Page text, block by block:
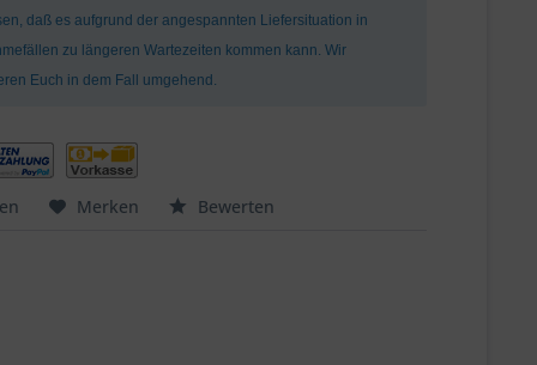
daß es aufgrund der angespannten Liefersituation in
zu längeren Wartezeiten kommen kann. Wir
Euch in dem Fall umgehend.
Merken Bewerten